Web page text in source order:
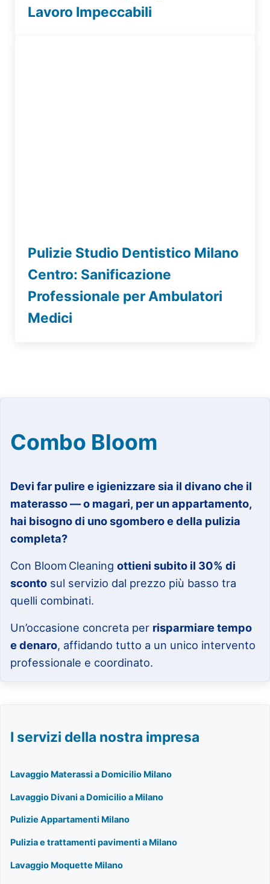
Lavoro Impeccabili
Pulizie Studio Dentistico Milano
Centro: Sanificazione
Professionale per Ambulatori
Medici
Combo Bloom
Devi far pulire e igienizzare sia il divano che il
materasso — o magari, per un appartamento,
hai bisogno di uno sgombero e della pulizia
completa?
Con Bloom Cleaningottieni subito il 30% di
sconto sul servizio dal prezzo più basso tra
quelli combinati.
Un’occasione concreta per risparmiare tempo
e denaro, affidando tutto a un unico intervento
professionale e coordinato.
I servizi della nostra impresa
Lavaggio Materassi a Domicilio Milano
Lavaggio Divani a Domicilio a Milano
Pulizie Appartamenti Milano
Pulizia e trattamenti pavimenti a Milano
Lavaggio Moquette Milano